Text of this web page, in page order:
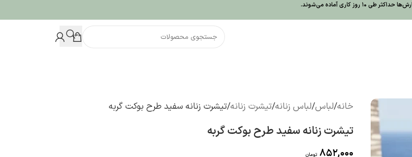
حداکثر طی 10 روز کاری آماده می‌شوند.
خانه لباس لباس زنانه تیشرت زنانه تیشرت زنانه سفید طرح بوکت گربه
تیشرت زنانه سفید طرح بوکت گربه
852,000 تومان